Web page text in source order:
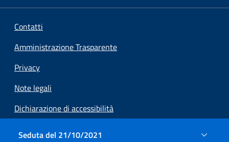
Seduta del 21/10/2021
Contatti
Amministrazione Trasparente
Privacy
Note legali
Dichiarazione di accessibilità
Preferenze cookie